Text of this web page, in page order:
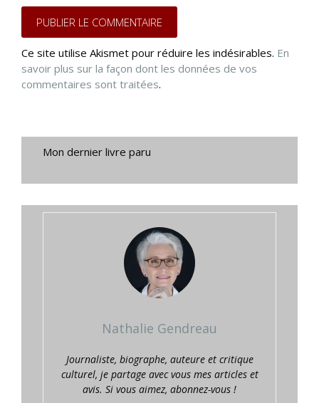
Ce site utilise Akismet pour réduire les indésirables. En
savoir plus sur la façon dont les données de vos
commentaires sont traitées.
Mon dernier livre paru
Nathalie Gendreau
Journaliste, biographe, auteure et critique
culturel, je partage avec vous mes articles et
avis. Si vous aimez, abonnez-vous !